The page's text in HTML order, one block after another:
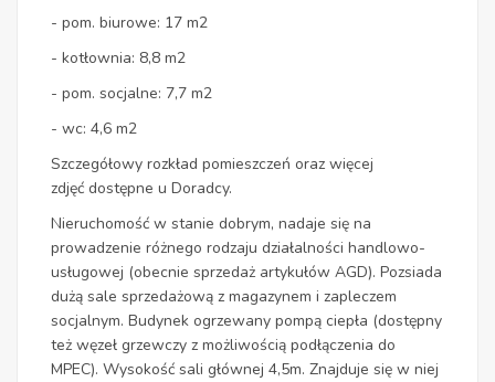
- pom. biurowe: 17 m2
- kotłownia: 8,8 m2
- pom. socjalne: 7,7 m2
- wc: 4,6 m2
Szczegółowy rozkład pomieszczeń oraz więcej
zdjęć dostępne u Doradcy.
Nieruchomość w stanie dobrym, nadaje się na
prowadzenie różnego rodzaju działalności handlowo-
usługowej (obecnie sprzedaż artykułów AGD). Pozsiada
dużą sale sprzedażową z magazynem i zapleczem
socjalnym. Budynek ogrzewany pompą ciepła (dostępny
też węzeł grzewczy z możliwością podłączenia do
MPEC). Wysokość sali głównej 4,5m. Znajduje się w niej